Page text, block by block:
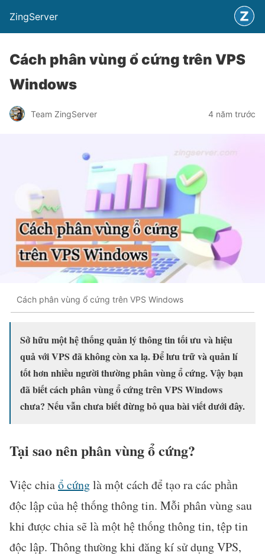
ZingServer
Cách phân vùng ổ cứng trên VPS
Windows
Team ZingServer 4 năm trước
Cách phân vùng ổ cứng trên VPS Windows
Sở hữu một hệ thống quản lý thông tin tối ưu và hiệu
quả với VPS đã không còn xa lạ. Để lưu trữ và quản lí
tốt hơn nhiều người thường phân vùng ổ cứng. Vậy bạn
đã biết cách phân vùng ổ cứng trên VPS Windows
chưa? Nếu vẫn chưa biết đừng bỏ qua bài viết dưới đây.
Tại sao nên phân vùng ổ cứng?
Việc chiaổ cứnglà một cách để tạo ra các phần
độc lập của hệ thống thông tin. Mỗi phân vùng sau
khi được chia sẽ là một hệ thống thông tin, tệp tin
độc lập. Thông thường khi đăng kí sử dụng VPS,